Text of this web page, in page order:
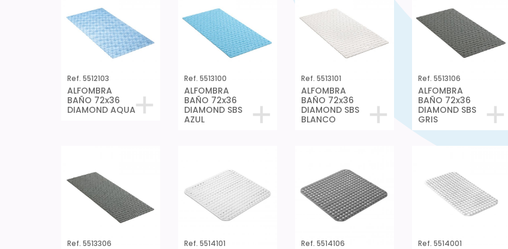
Ref. 5512103
ALFOMBRA
BAÑO 72x36
DIAMOND AQUA
Ref. 5513100
ALFOMBRA
BAÑO 72x36
DIAMOND SBS
AZUL
Ref. 5513101
ALFOMBRA
BAÑO 72x36
DIAMOND SBS
BLANCO
Ref. 5513106
ALFOMBRA
BAÑO 72x36
DIAMOND SBS
GRIS
Ref. 5513306 Ref. 5514101 Ref. 5514106 Ref. 5514001